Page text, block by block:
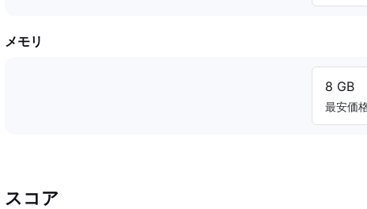
メモリ
8 GB
最安価
スコア